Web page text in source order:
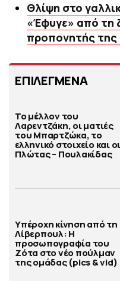
Θλίψη στο
«Έφυγε» από τη
προπονητής
ΕΠΙΛΕΓΜΕΝΑ
Το μέλλον του
Λαρεντζάκη, οι ματιές
του Μπαρτζώκα, το
ελληνικό στοιχείο και οι
Πλώτας – Πουλακίδας
Υπέροχη κίνηση από τη
Λίβερπουλ: Η
προσωπογραφία του
Ζότα στο νέο πούλμαν
της ομάδας (pics & vid)